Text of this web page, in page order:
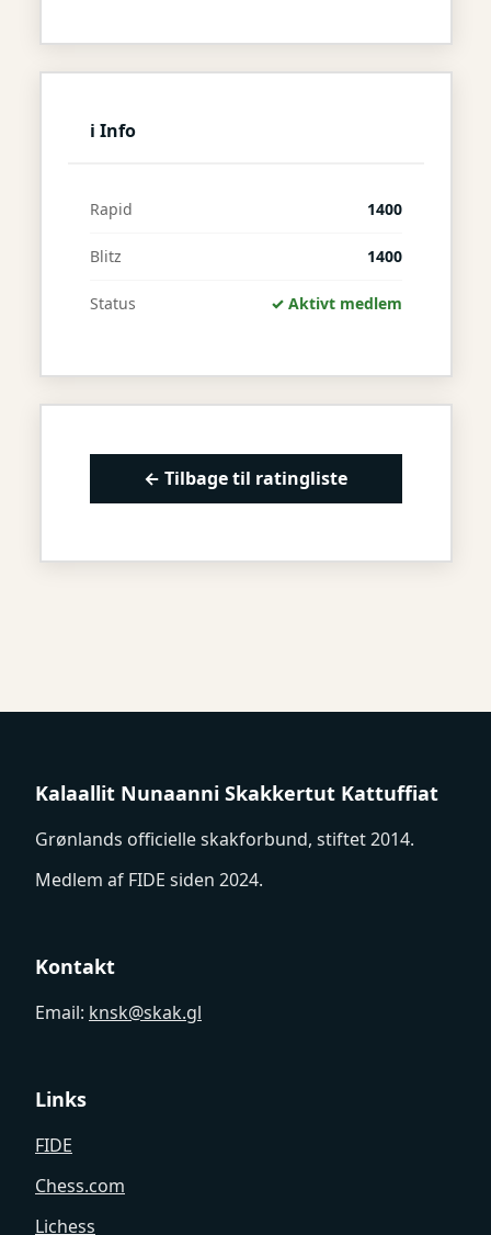
ℹ Info
Rapid 1400
Blitz 1400
Status ✓ Aktivt medlem
← Tilbage til ratingliste
Kalaallit Nunaanni Skakkertut Kattuffiat
Grønlands officielle skakforbund, stiftet 2014.
Medlem af FIDE siden 2024.
Kontakt
Email: knsk@skak.gl
Links
FIDE
Chess.com
Lichess